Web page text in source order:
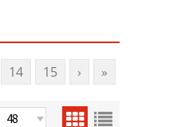
14 15 › »